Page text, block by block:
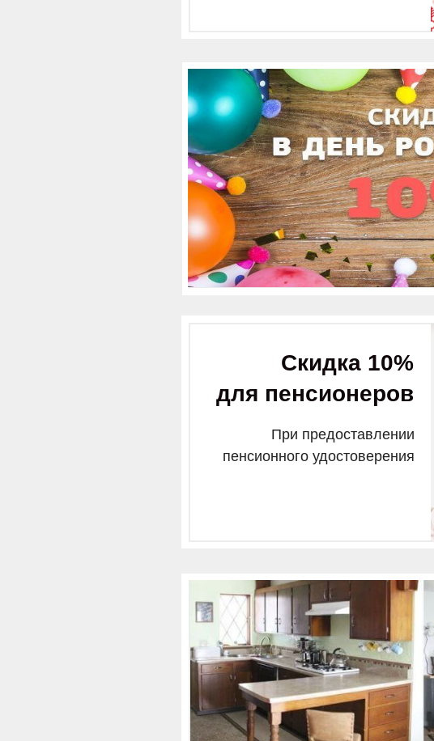
При предоставлении
пенсионного удостоверения
Скидка 10%
для пенсионеров